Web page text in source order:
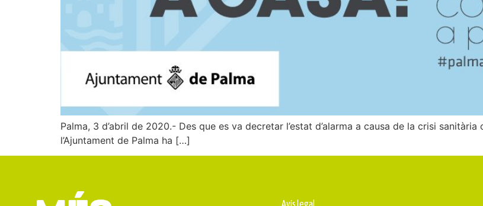
Palma, 3 d’abril de 2020.- Des que es va decretar l’estat d’alarma a causa de la crisi
l’Ajuntament de Palma ha […]
Avís legal